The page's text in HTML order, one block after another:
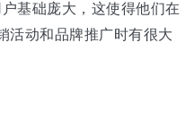
基础庞大，这使得他们在
活动和品牌推广时有很大